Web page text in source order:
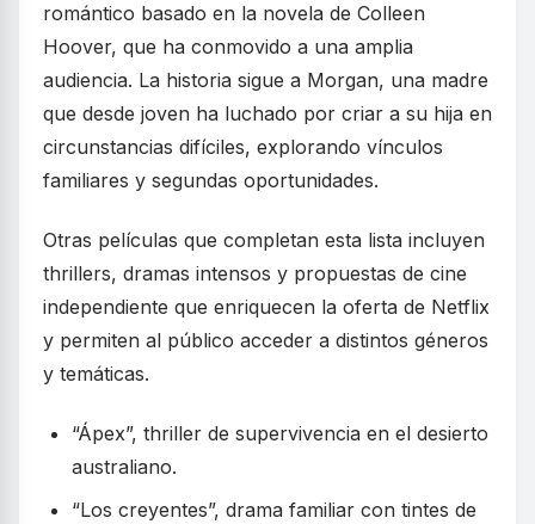
romántico basado en la novela de Colleen
Hoover, que ha conmovido a una amplia
audiencia. La historia sigue a Morgan, una madre
que desde joven ha luchado por criar a su hija en
circunstancias difíciles, explorando vínculos
familiares y segundas oportunidades.
Otras películas que completan esta lista incluyen
thrillers, dramas intensos y propuestas de cine
independiente que enriquecen la oferta de Netflix
y permiten al público acceder a distintos géneros
y temáticas.
“Ápex”, thriller de supervivencia en el desierto
australiano.
“Los creyentes”, drama familiar con tintes de